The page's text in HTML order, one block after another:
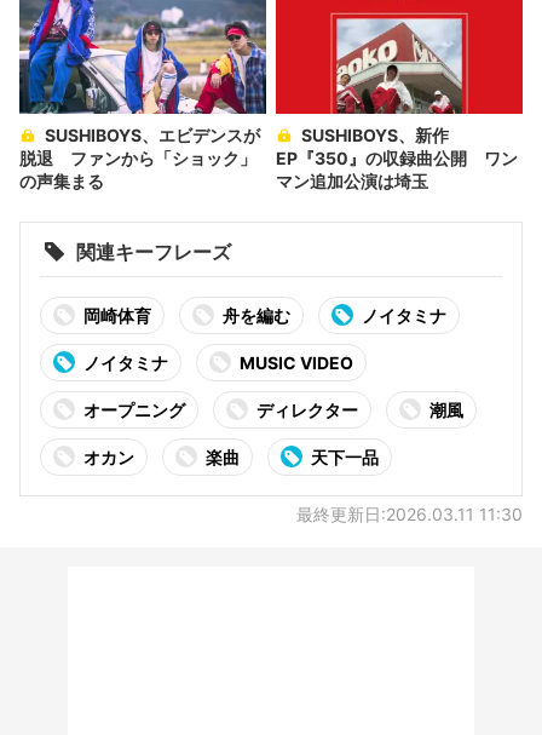
脱退 ファンから「ショック」
の声集まる
EP『350』の収録曲公開 ワン
マン追加公演は埼玉
関連キーフレーズ
岡崎体育 舟を編む ノイタミナ
ノイタミナ MUSIC VIDEO
オープニング ディレクター 潮風
オカン 楽曲 天下一品
最終更新日:2026.03.11 11:30